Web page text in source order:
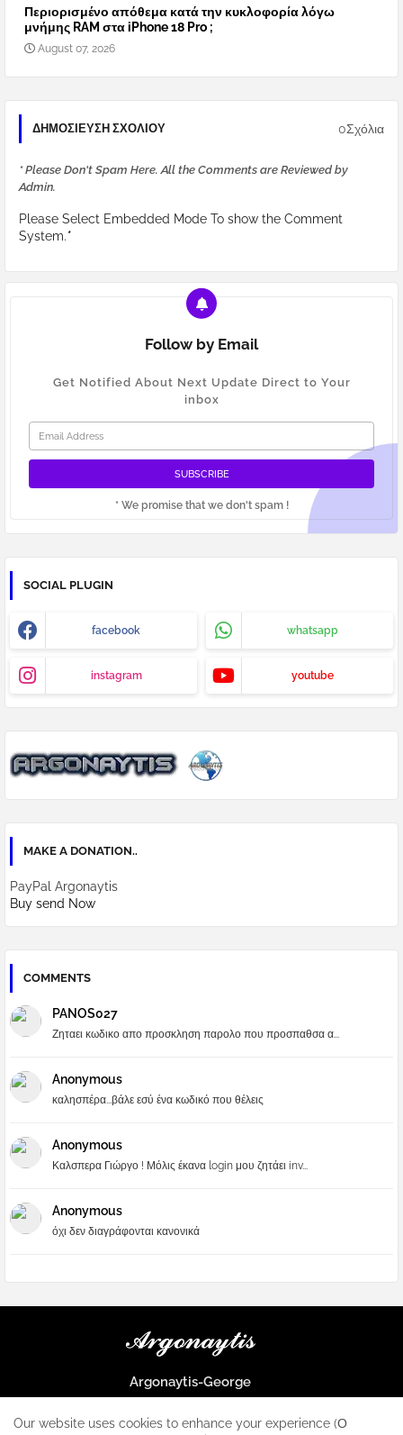
Περιορισμένο απόθεμα κατά την κυκλοφορία λόγω
μνήμης RAM στα iPhone 18 Pro ;
August 07, 2026
ΔΗΜΟΣΊΕΥΣΗ ΣΧΟΛΊΟΥ 0Σχόλια
* Please Don't Spam Here. All the Comments are Reviewed by
Admin.
Please Select Embedded Mode To show the Comment
System.*
Follow by Email
Get Notified About Next Update Direct to Your
inbox
* We promise that we don't spam !
SOCIAL PLUGIN
facebook whatsapp
instagram youtube
MAKE A DONATION..
PayPal Argonaytis
Buy send Now
COMMENTS
PANOS027
Ζηταει κωδικο απο προσκληση παρολο που προσπαθσα α...
Anonymous
καλησπέρα...βάλε εσύ ένα κωδικό που θέλεις
Anonymous
Καλσπερα Γιώργο ! Μόλις έκανα login μου ζητάει inv...
Anonymous
όχι δεν διαγράφονται κανονικά
Argonaytis-George
μοναδικός σταθμός για κάθε iphone
Our website uses cookies to enhance your experience (Ο